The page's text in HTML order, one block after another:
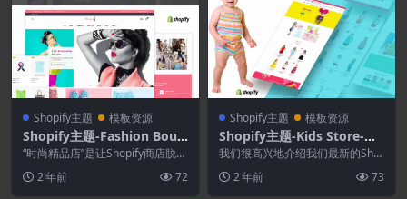
Shopify主题 模板资源
Shopify主题-Fashion Bouti
que–响应式Shopify主题
“时尚精品店”是让Shopify商店脱颖
时尚时尚的...
2 年前 72
Shopify主题 模板资源
Shopify主题-Kids Store-童
装.时尚Shopify主题
我们很高兴地介绍我们最新的Sho
主题...2 年前 73